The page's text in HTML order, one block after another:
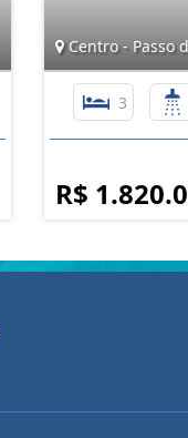
Centro - Passo
3
R$